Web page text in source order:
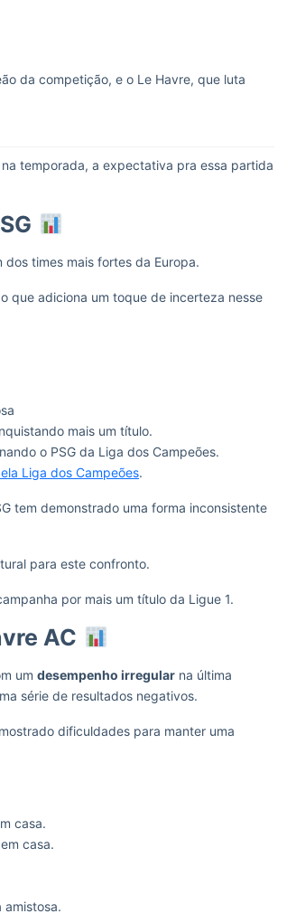
da competição, e o Le Havre, que luta
temporada, a expectativa pra essa partida
times mais fortes da Europa.
que adiciona um toque de incerteza nesse
mais um título.
o PSG da Liga dos Campeões.
Liga dos Campeões.
tem demonstrado uma forma inconsistente
para este confronto.
por mais um título da Ligue 1.
AC
um desempenho irregular na última
série de resultados negativos.
dificuldades para manter uma
casa.
casa.
amistosa.